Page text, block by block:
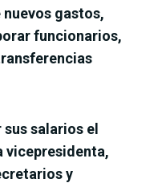
gastos,
funcionarios,
salarios el
vicepresidenta,
y